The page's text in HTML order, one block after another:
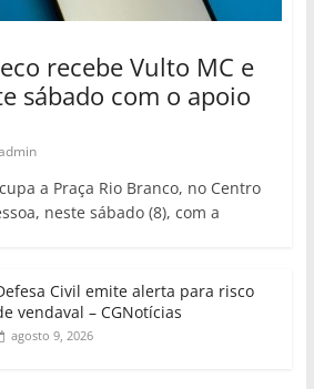
recebe Vulto MC e
sábado com o apoio
a Praça Rio Branco, no Centro
neste sábado (8), com a
Civil emite alerta para risco
vendaval – CGNotícias
agosto 9, 2026